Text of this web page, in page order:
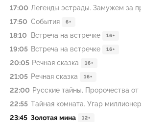
17:00 Легенды эстрады. Замужем за
17:50 События 6+
18:10 Встреча на встречке 16+
19:05 Встреча на встречке 16+
20:05 Речная сказка 16+
21:05 Речная сказка 16+
22:00 Русские тайны. Пророчества
22:55 Тайная комната. Угар
23:45 Золотая мина 12+